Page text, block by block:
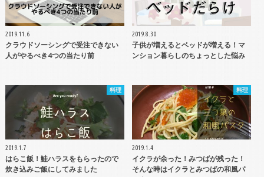
2019.11.6
クラウドソーシングで受注できない
人がやるべき4つの当たり前
2019.8.30
子供が増えるとベッドが増える！マ
ンション暮らしのちょっとした悩み
料理
2019.1.7
はらこ飯！鮭ハラスをもらったので
炊き込みご飯にしてみました
料理
2019.1.4
イクラが余った！みつばが残った！
そんな時はイクラとみつばの和風パ